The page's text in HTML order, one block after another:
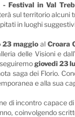
- Festival in Val
sul territorio alcuni
in luoghi
23 maggioalCroara
delle Visioni e
giovedì 23
saga dei Florio.
e alla sua
di incontro capace
coinvolgendo